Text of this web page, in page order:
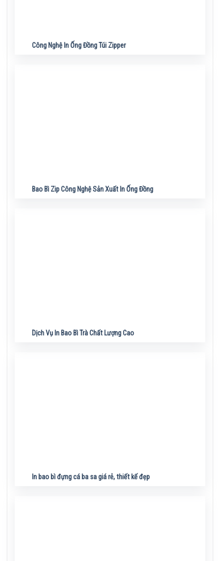
Công Nghệ In Ống Đồng Túi Zipper
Bao Bì Zip Công Nghệ Sản Xuất In Ống Đồng
Dịch Vụ In Bao Bì Trà Chất Lượng Cao
In bao bì đựng cá ba sa giá rẻ, thiết kế đẹp